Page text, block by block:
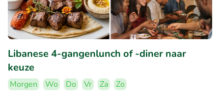
Libanese 4-gangenlunch of -diner naar
keuze
Morgen Wo Do Vr Za
Zo